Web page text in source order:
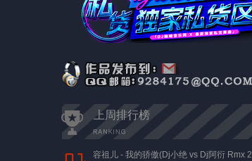
上周排行榜
容祖儿 - 我的骄傲(Dj小绝 vs Dj阿衍 Rmx